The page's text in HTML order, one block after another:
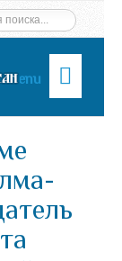
Menu